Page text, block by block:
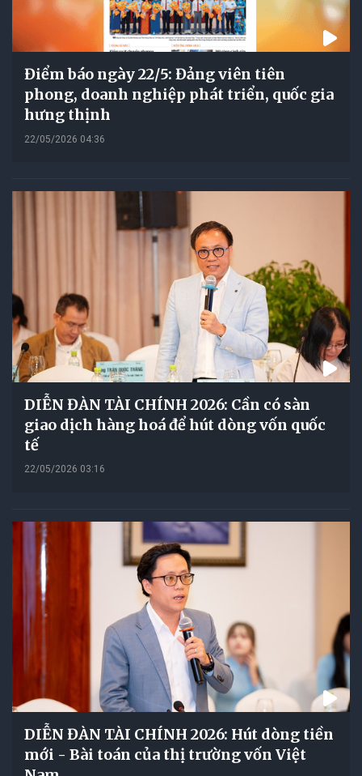
Điểm báo ngày 22/5: Đảng viên tiên
phong, doanh nghiệp phát triển, quốc gia
hưng thịnh
22/05/2026 04:36
DIỄN ĐÀN TÀI CHÍNH 2026: Cần có sàn
giao dịch hàng hoá để hút dòng vốn quốc
tế
22/05/2026 03:16
DIỄN ĐÀN TÀI CHÍNH 2026: Hút dòng tiền
mới - Bài toán của thị trường vốn Việt